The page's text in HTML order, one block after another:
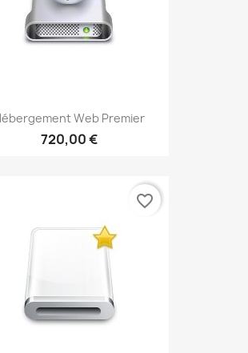
Web Premier
720,00 €
favorite_border